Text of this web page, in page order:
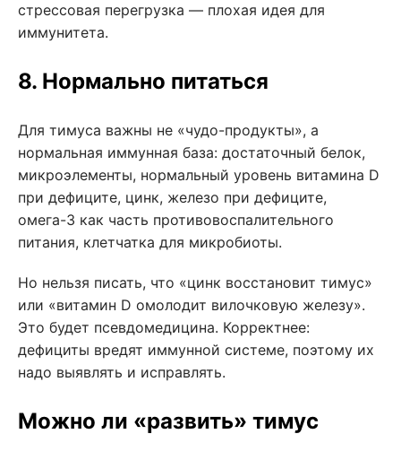
стрессовая перегрузка — плохая идея для
иммунитета.
8. Нормально питаться
Для тимуса важны не «чудо-продукты», а
нормальная иммунная база: достаточный белок,
микроэлементы, нормальный уровень витамина D
при дефиците, цинк, железо при дефиците,
омега-3 как часть противовоспалительного
питания, клетчатка для микробиоты.
Но нельзя писать, что «цинк восстановит тимус»
или «витамин D омолодит вилочковую железу».
Это будет псевдомедицина. Корректнее:
дефициты вредят иммунной системе, поэтому их
надо выявлять и исправлять.
Можно ли «развить» тимус